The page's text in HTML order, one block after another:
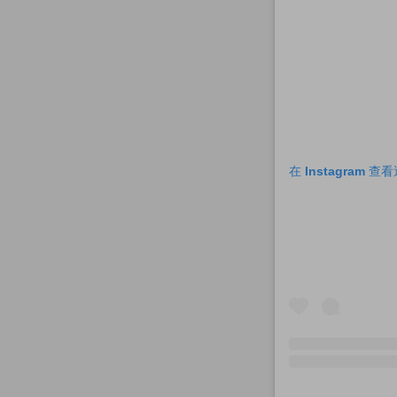
在 Instagram 查看